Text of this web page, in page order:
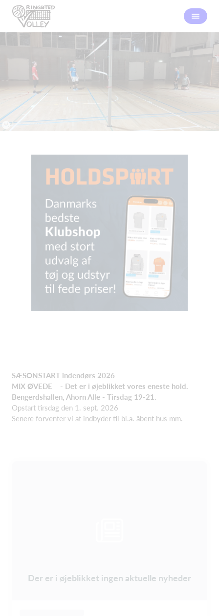
SÆSONSTART indendørs 2026
MIX ØVEDE - Det er i øjeblikket vores eneste hold.
Bengerdshallen, Ahorn Alle - Tirsdag 19-21.
Opstart tirsdag den 1. sept. 2026
Senere forventer vi at indbyder til bl.a. åbent hus mm.
Der er i øjeblikket ingen aktuelle nyheder